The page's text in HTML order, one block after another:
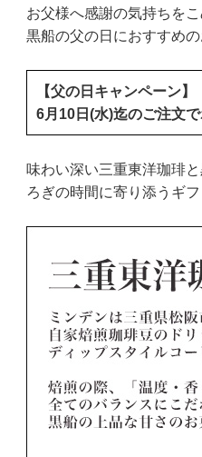
お父様へ感謝の気持ちを
黒船の父の日におすすめ
【父の日キャンペーン】
6月10日(水)迄のご注文
味わい深い三重東洋珈琲
ろぎの時間に寄り添うギフ